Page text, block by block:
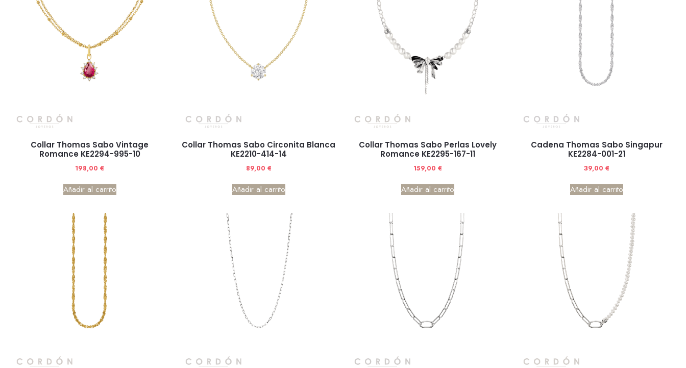
Collar Thomas Sabo Vintage
Romance KE2294-995-10
198,00 €
Añadir al carrito
Collar Thomas Sabo Circonita Blanca
KE2210-414-14
89,00 €
Añadir al carrito
Collar Thomas Sabo Perlas Lovely
Romance KE2295-167-11
159,00 €
Añadir al carrito
Cadena Thomas Sabo Singapur
KE2284-001-21
39,00 €
Añadir al carrito